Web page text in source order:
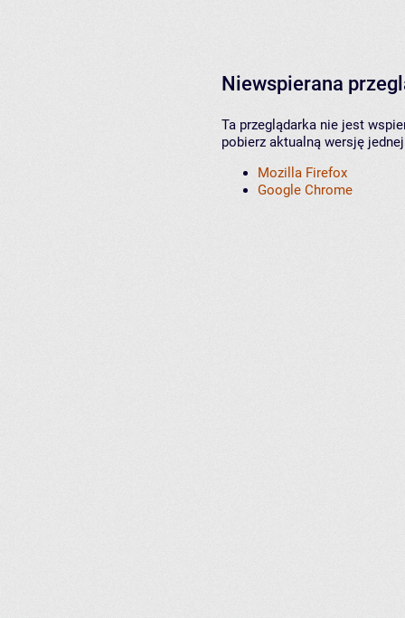
Niewspierana
Ta przeglądarka nie jest
pobierz aktualną wersję
Mozilla Firefox
Google Chrome